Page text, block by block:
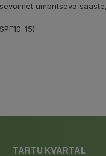
ümbritseva
15)
TARTU KVARTAL